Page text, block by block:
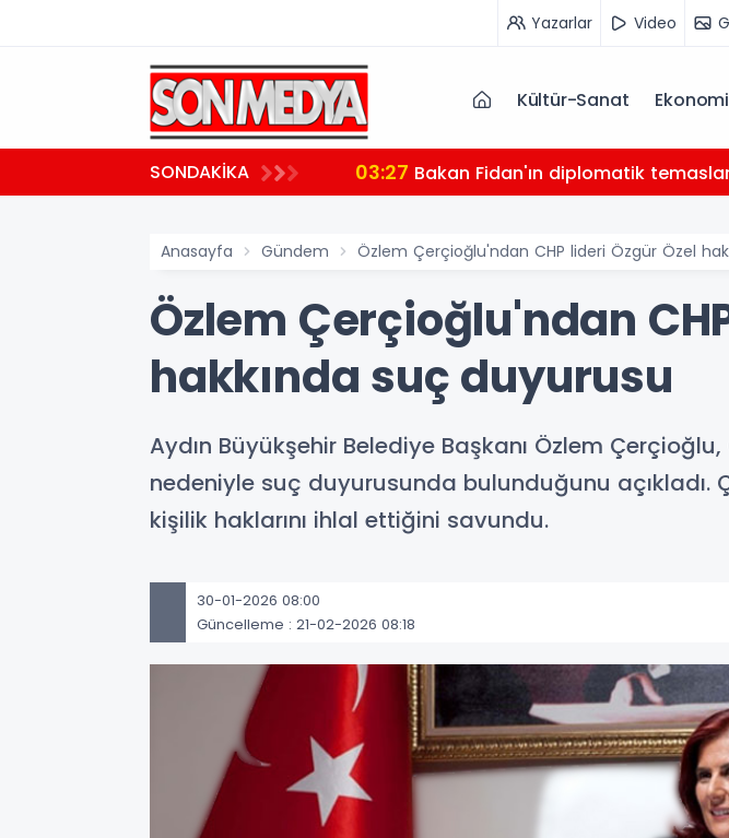
Yazarlar Video
Kültür-Sanat Ekonomi
SONDAKİKA 03:27 Bakan Fidan'ın diplomatik
Anasayfa Gündem Özlem Çerçioğlu'ndan CHP lideri Özgür Özel
Özlem Çerçioğlu'ndan
hakkında suç duyurusu
Aydın Büyükşehir Belediye Başkanı Özlem
nedeniyle suç duyurusunda bulunduğunu açıkladı.
kişilik haklarını ihlal ettiğini savundu.
30-01-2026 08:00
Güncelleme : 21-02-2026 08:18